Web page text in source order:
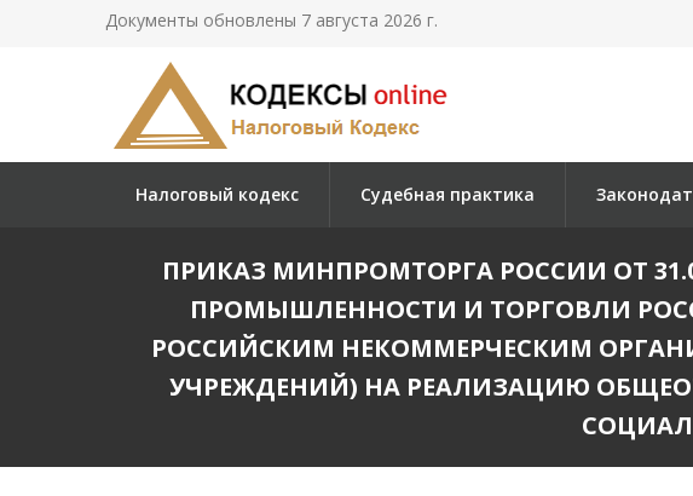
Документы обновлены 7 августа 2026 г.
Налоговый кодекс Судебная практика
ПРИКАЗ МИНПРОМТОРГА РОССИИ ОТ
ПРОМЫШЛЕННОСТИ И ТОРГОВЛИ
РОССИЙСКИМ НЕКОММЕРЧЕСКИМ
УЧРЕЖДЕНИЙ) НА РЕАЛИЗАЦИЮ